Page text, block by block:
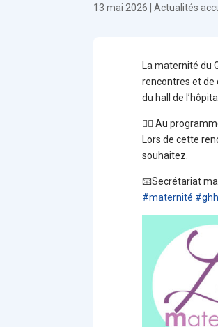
13 mai 2026 |Actualités
La maternité du
rencontres et de
du hall de
👩‍⚕️ Au
Lors de cette
souhaitez.
📧Secrétariat
#maternité #ghh